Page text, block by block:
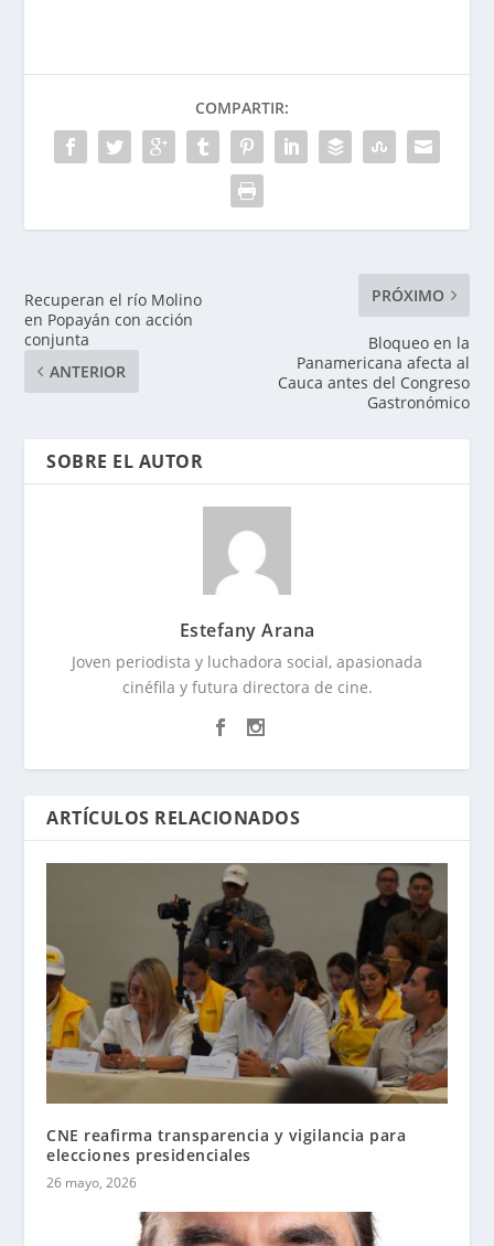
COMPARTIR:
Recuperan el río Molino
en Popayán con acción
conjunta
ANTERIOR
PRÓXIMO
Bloqueo en la
Panamericana afecta al
Cauca antes del Congreso
Gastronómico
SOBRE EL AUTOR
Estefany Arana
Joven periodista y luchadora social, apasionada
cinéfila y futura directora de cine.
ARTÍCULOS RELACIONADOS
CNE reafirma transparencia y vigilancia para
elecciones presidenciales
26 mayo, 2026